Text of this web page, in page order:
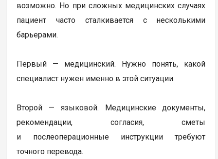
возможно. Но при сложных медицинских случаях
пациент часто сталкивается с несколькими
барьерами.
Первый — медицинский. Нужно понять, какой
специалист нужен именно в этой ситуации.
Второй — языковой. Медицинские документы,
рекомендации, согласия, сметы
и послеоперационные инструкции требуют
точного перевода.